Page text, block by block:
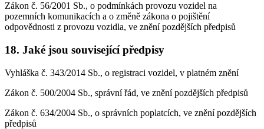
Zákon č. 56/2001 Sb., o podmínkách provozu vozidel na
pozemních komunikacích a o změně zákona o pojištění
odpovědnosti z provozu vozidla, ve znění pozdějších předpisů
18. Jaké jsou související předpisy
Vyhláška č. 343/2014 Sb., o registraci vozidel, v platném znění
Zákon č. 500/2004 Sb., správní řád, ve znění pozdějších předpisů
Zákon č. 634/2004 Sb., o správních poplatcích, ve znění pozdějších
předpisů